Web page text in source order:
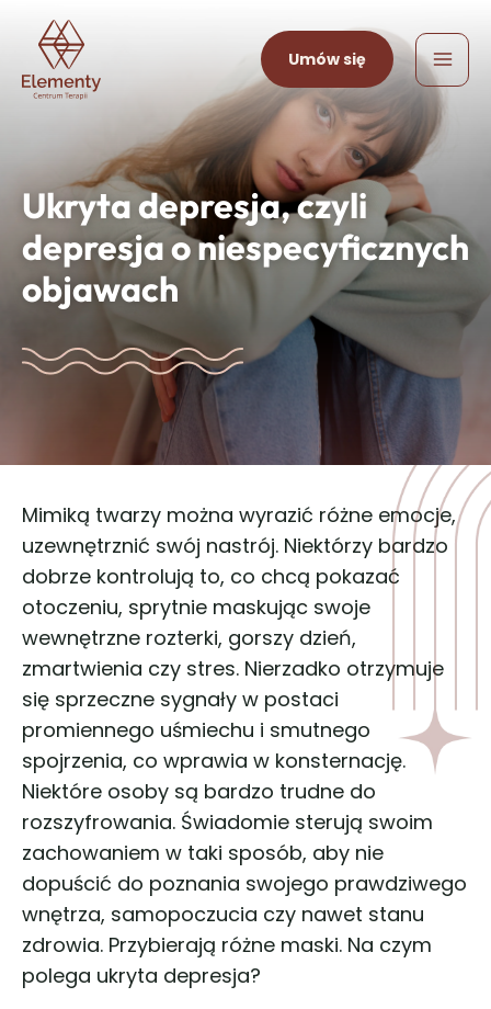
content
Umów się
Ukryta depresja, czyli
depresja o niespecyficznych
objawach
Mimiką twarzy można wyrazić różne emocje,
uzewnętrznić swój nastrój. Niektórzy bardzo
dobrze kontrolują to, co chcą pokazać
otoczeniu, sprytnie maskując swoje
wewnętrzne rozterki, gorszy dzień,
zmartwienia czy stres. Nierzadko otrzymuje
się sprzeczne sygnały w postaci
promiennego uśmiechu i smutnego
spojrzenia, co wprawia w konsternację.
Niektóre osoby są bardzo trudne do
rozszyfrowania. Świadomie sterują swoim
zachowaniem w taki sposób, aby nie
dopuścić do poznania swojego prawdziwego
wnętrza, samopoczucia czy nawet stanu
zdrowia. Przybierają różne maski. Na czym
polega ukryta depresja?